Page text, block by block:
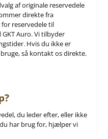
af originale reservedele
direkte fra
reservedele til
Auro. Vi tilbyder
Hvis du ikke er
så kontakt os direkte.
du leder efter, eller ikke
har brug for, hjælper vi